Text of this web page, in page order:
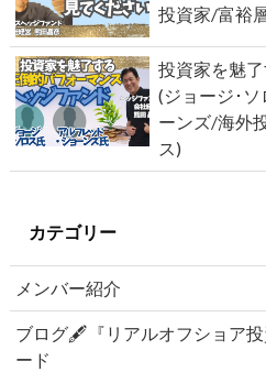
投資家/富裕
投資家を魅
(ジョージ･
ーンズ/海外
ス)
カテゴリー
メンバー紹介
ブログ🖋『リアルオフショア
ード